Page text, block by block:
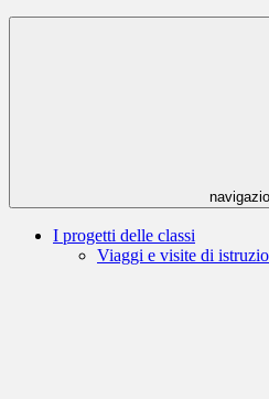
I progetti delle classi
Viaggi e visite di